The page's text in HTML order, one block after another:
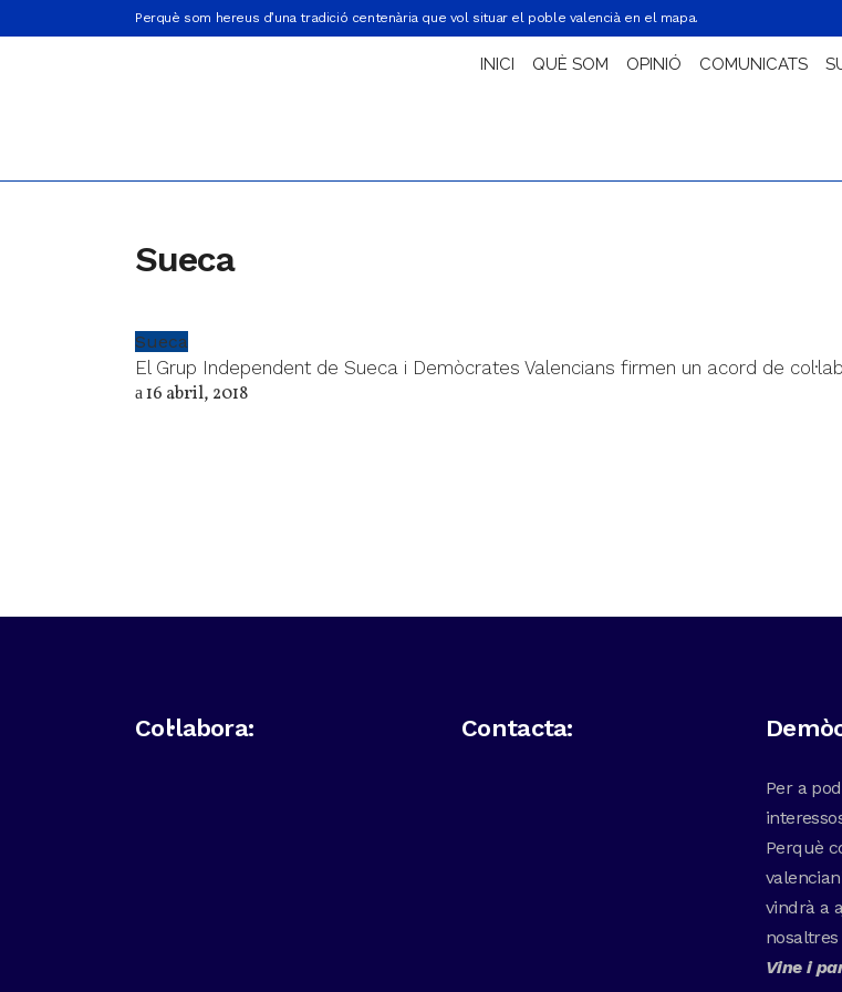
Perquè som hereus d’una tradició centenària que vol situar el poble valencià en el mapa.
INICI QUÈ SOM OPINIÓ COMUNICATS
Sueca
Sueca
El Grup Independent de Sueca i Demòcrates Valencians firmen un acord de
16 abril, 2018
Col·labora: Contacta:
Per a
Perquè
vindrà a
Vine i